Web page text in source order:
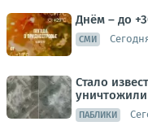
Днём – до
СМИ
Стало
ПАБЛИКИ